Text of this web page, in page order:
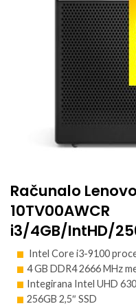
Računalo
10TV00AWCR
i3/4GB/IntHD/
Intel Core i3-9100
4 GB DDR4 2666 MHz
Integirana Intel UHD
256GB 2,5″ SSD